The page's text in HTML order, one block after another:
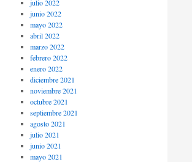
julio 2022
junio 2022
mayo 2022
abril 2022
marzo 2022
febrero 2022
enero 2022
diciembre 2021
noviembre 2021
octubre 2021
septiembre 2021
agosto 2021
julio 2021
junio 2021
mayo 2021